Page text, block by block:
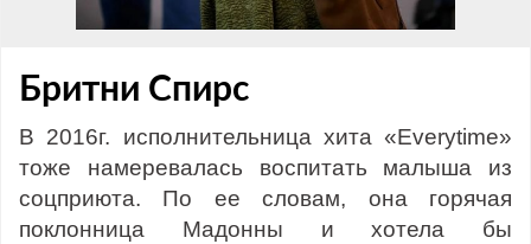
Бритни Спирс
В 2016г. исполнительница хита «Everytime»
тоже намеревалась воспитать малыша из
соцприюта. По ее словам, она горячая
поклонница Мадонны и хотела бы